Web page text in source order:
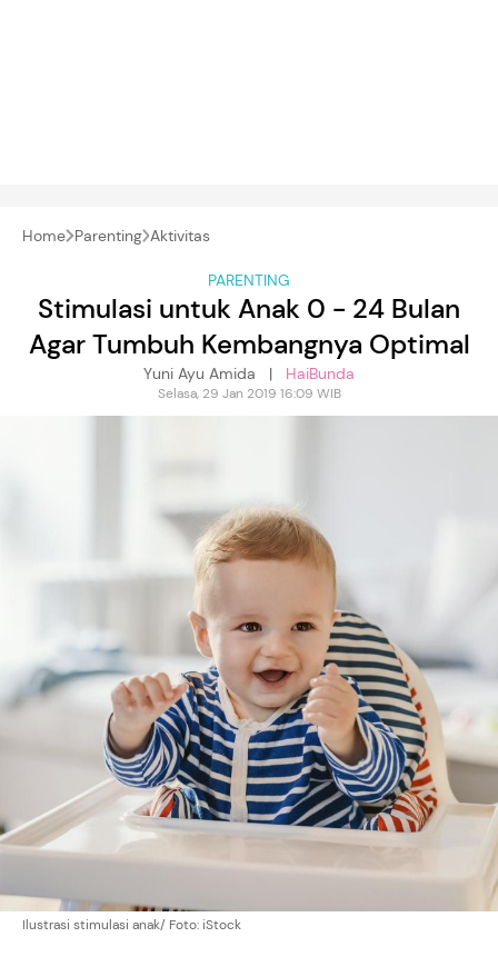
Home Parenting Aktivitas
PARENTING
Stimulasi untuk Anak 0 - 24 Bulan
Agar Tumbuh Kembangnya Optimal
Yuni Ayu Amida | HaiBunda
Selasa, 29 Jan 2019 16:09 WIB
Ilustrasi stimulasi anak/ Foto: iStock